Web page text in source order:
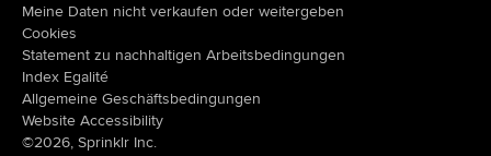
Meine Daten nicht verkaufen oder weitergeben
Cookies
Statement zu nachhaltigen Arbeitsbedingungen
Index Egalité
Allgemeine Geschäftsbedingungen
Website Accessibility
©2026, Sprinklr Inc.